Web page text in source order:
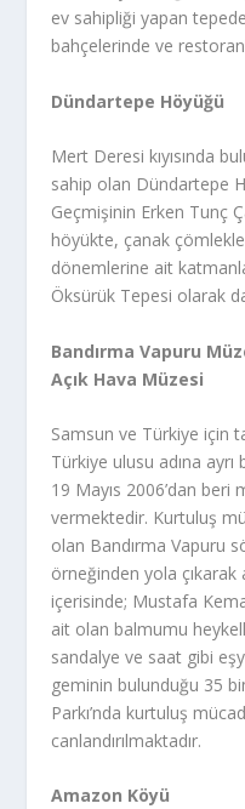
ev sahipliği yapan
bahçelerinde ve
Dündartepe Höyüğü
Mert Deresi kıyısında
sahip olan Dündartepe
Geçmişinin Erken Tunç
höyükte, çanak
dönemlerine ait
Öksürük Tepesi olarak
Bandırma Vapuru
Açık Hava Müzesi
Samsun ve Türkiye için
Türkiye ulusu adına
19 Mayıs 2006’dan
vermektedir. Kurtuluş
olan Bandırma Vapuru
örneğinden yola çıkarak
içerisinde; Mustafa
ait olan balmumu
sandalye ve saat gibi
geminin bulunduğu 35
Parkı’nda kurtuluş
canlandırılmaktadır.
Amazon Köyü